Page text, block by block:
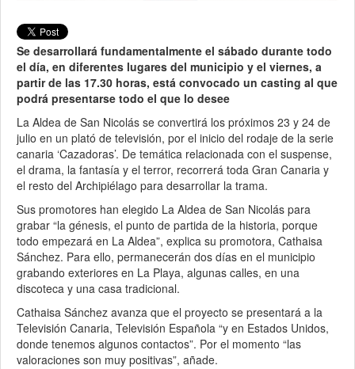
Se desarrollará fundamentalmente el sábado durante todo
el día, en diferentes lugares del municipio y el viernes, a
partir de las 17.30 horas, está convocado un casting al que
podrá presentarse todo el que lo desee
La Aldea de San Nicolás se convertirá los próximos 23 y 24 de
julio en un plató de televisión, por el inicio del rodaje de la serie
canaria ‘Cazadoras’. De temática relacionada con el suspense,
el drama, la fantasía y el terror, recorrerá toda Gran Canaria y
el resto del Archipiélago para desarrollar la trama.
Sus promotores han elegido La Aldea de San Nicolás para
grabar “la génesis, el punto de partida de la historia, porque
todo empezará en La Aldea”, explica su promotora, Cathaisa
Sánchez. Para ello, permanecerán dos días en el municipio
grabando exteriores en La Playa, algunas calles, en una
discoteca y una casa tradicional.
Cathaisa Sánchez avanza que el proyecto se presentará a la
Televisión Canaria, Televisión Española “y en Estados Unidos,
donde tenemos algunos contactos”. Por el momento “las
valoraciones son muy positivas”, añade.